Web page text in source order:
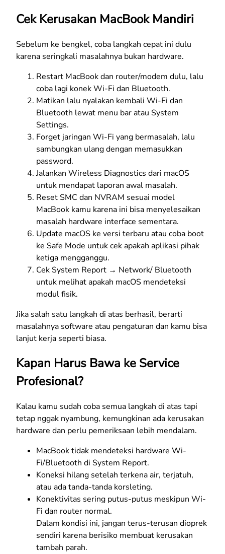
Cek Kerusakan MacBook Mandiri
Sebelum ke bengkel, coba langkah cepat ini dulu
karena seringkali masalahnya bukan hardware.
Restart MacBook dan router/modem dulu, lalu
coba lagi konek Wi-Fi dan Bluetooth.
Matikan lalu nyalakan kembali Wi-Fi dan
Bluetooth lewat menu bar atau System
Settings.
Forget jaringan Wi-Fi yang bermasalah, lalu
sambungkan ulang dengan memasukkan
password.
Jalankan Wireless Diagnostics dari macOS
untuk mendapat laporan awal masalah.
Reset SMC dan NVRAM sesuai model
MacBook kamu karena ini bisa menyelesaikan
masalah hardware interface sementara.
Update macOS ke versi terbaru atau coba boot
ke Safe Mode untuk cek apakah aplikasi pihak
ketiga mengganggu.
Cek System Report → Network/ Bluetooth
untuk melihat apakah macOS mendeteksi
modul fisik.
Jika salah satu langkah di atas berhasil, berarti
masalahnya software atau pengaturan dan kamu bisa
lanjut kerja seperti biasa.
Kapan Harus Bawa ke Service
Profesional?
Kalau kamu sudah coba semua langkah di atas tapi
tetap nggak nyambung, kemungkinan ada kerusakan
hardware dan perlu pemeriksaan lebih mendalam.
MacBook tidak mendeteksi hardware Wi-
Fi/Bluetooth di System Report.
Koneksi hilang setelah terkena air, terjatuh,
atau ada tanda-tanda korsleting.
Konektivitas sering putus-putus meskipun Wi-
Fi dan router normal.
Dalam kondisi ini, jangan terus-terusan dioprek
sendiri karena berisiko membuat kerusakan
tambah parah.